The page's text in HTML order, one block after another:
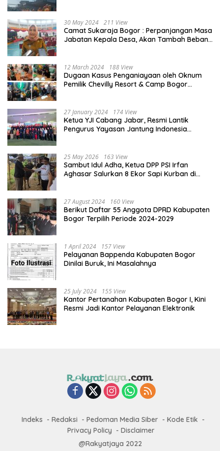
30 May 2024 211 View
Camat Sukaraja Bogor : Perpanjangan Masa
Jabatan Kepala Desa, Akan Tambah Beban
12 March 2024 188 View
Dugaan Kasus Penganiayaan oleh Oknum
Pemilik Chevilly Resort & Camp Bogor
27 January 2024 174 View
Ketua YJI Cabang Jabar, Resmi Lantik
Pengurus Yayasan Jantung Indonesia
25 May 2026 163 View
Sambut Idul Adha, Ketua DPP PSI Irfan
Aghasar Salurkan 8 Ekor Sapi Kurban di
27 August 2024 160 View
Berikut Daftar 55 Anggota DPRD Kabupaten
Bogor Terpilih Periode 2024-2029
1 April 2024 157 View
Pelayanan Bappenda Kabupaten Bogor
Dinilai Buruk, Ini Masalahnya
25 July 2024 155 View
Kantor Pertanahan Kabupaten Bogor I, Kini
Resmi Jadi Kantor Pelayanan Elektronik
Indeks Redaksi Pedoman Media Siber
Kode Etik
Privacy Policy
Disclaimer
@Rakyatjaya 2022